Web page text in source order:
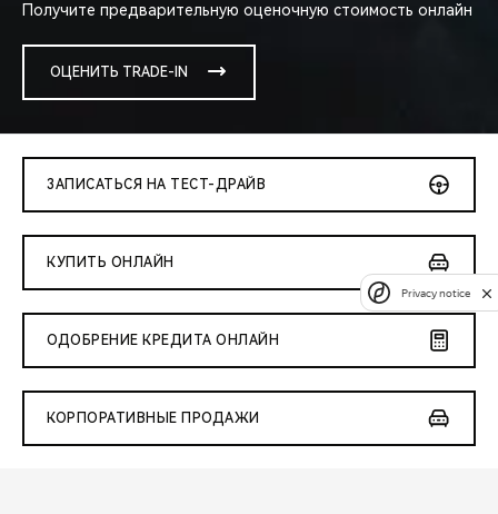
Получите предварительную оценочную стоимость онлайн
ОЦЕНИТЬ TRADE-IN
ЗАПИСАТЬСЯ НА ТЕСТ-ДРАЙВ
КУПИТЬ ОНЛАЙН
ОДОБРЕНИЕ КРЕДИТА ОНЛАЙН
КОРПОРАТИВНЫЕ ПРОДАЖИ
Privacy notice